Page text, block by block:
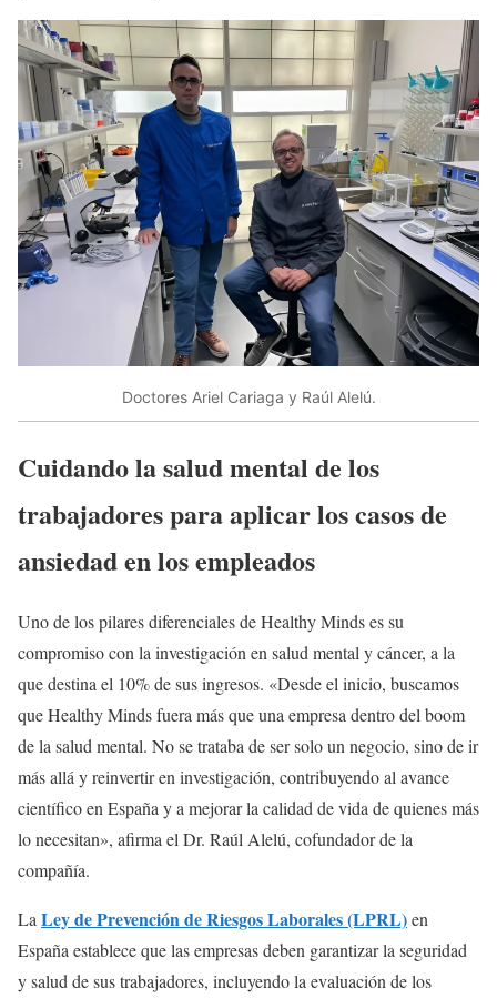
Doctores Ariel Cariaga y Raúl Alelú.
Cuidando la salud mental de los
trabajadores para aplicar los casos de
ansiedad en los empleados
Uno de los pilares diferenciales de Healthy Minds es su
compromiso con la investigación en salud mental y cáncer, a la
que destina el 10% de sus ingresos. «Desde el inicio, buscamos
que Healthy Minds fuera más que una empresa dentro del boom
de la salud mental. No se trataba de ser solo un negocio, sino de ir
más allá y reinvertir en investigación, contribuyendo al avance
científico en España y a mejorar la calidad de vida de quienes más
lo necesitan», afirma el Dr. Raúl Alelú, cofundador de la
compañía.
La Ley de Prevención de Riesgos Laborales (LPRL)en
España establece que las empresas deben garantizar la seguridad
y salud de sus trabajadores, incluyendo la evaluación de los